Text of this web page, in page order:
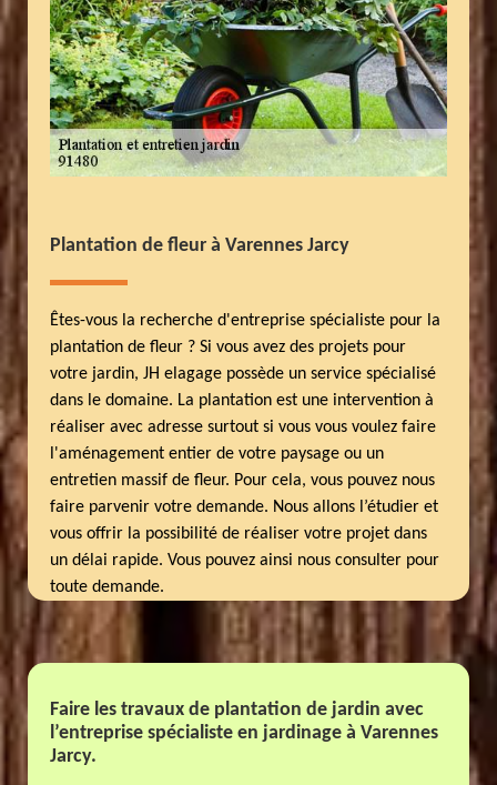
Plantation de fleur à Varennes Jarcy
Êtes-vous la recherche d'entreprise spécialiste pour la
plantation de fleur ? Si vous avez des projets pour
votre jardin, JH elagage possède un service spécialisé
dans le domaine. La plantation est une intervention à
réaliser avec adresse surtout si vous vous voulez faire
l'aménagement entier de votre paysage ou un
entretien massif de fleur. Pour cela, vous pouvez nous
faire parvenir votre demande. Nous allons l’étudier et
vous offrir la possibilité de réaliser votre projet dans
un délai rapide. Vous pouvez ainsi nous consulter pour
toute demande.
Faire les travaux de plantation de jardin avec
l’entreprise spécialiste en jardinage à Varennes
Jarcy.